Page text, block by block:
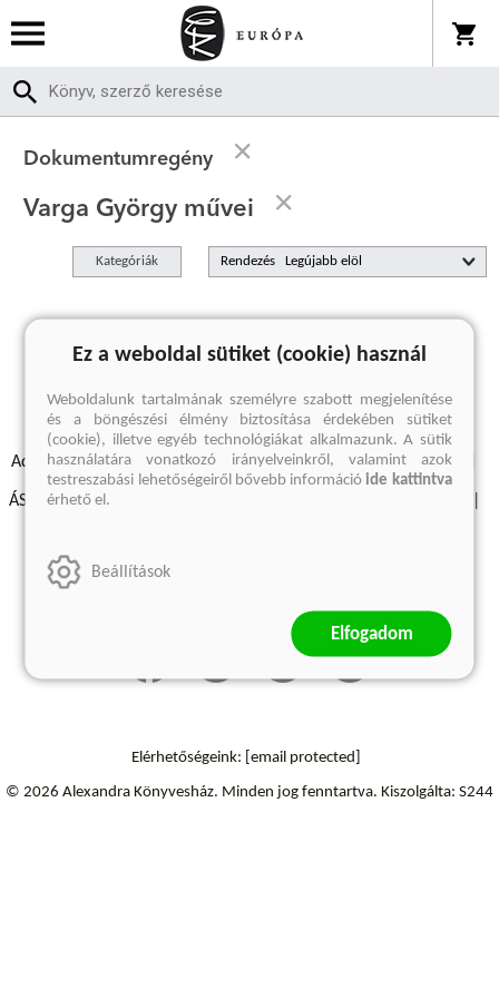
Dokumentumregény
Varga György művei
Kategóriák Rendezés
A keresett kifejezésre nincs találat
Adatvédelmi szabályzatok Elállási felmondási nyilatkozat
ÁSZF - Vásárlási feltételek
Szállítási információk
Elérhetőségeink: [email protected]
© 2026 Alexandra Könyvesház. Minden jog fenntartva. Kiszolgálta: S244
Ez a weboldal sütiket (cookie) használ
Weboldalunk tartalmának személyre szabott megjelenítése
és a böngészési élmény biztosítása érdekében sütiket
(cookie), illetve egyéb technológiákat alkalmazunk. A sütik
használatára vonatkozó irányelveinkről, valamint azok
testreszabási lehetőségeiről bővebb információide kattintva
érhető el.
Beállítások
Elfogadom